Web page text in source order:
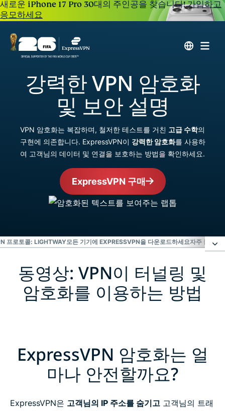
새로운 iPhone 17 Pro 30대의 주인공을 찾습니다!가입하고
응모하세요
강력한 VPN 암호화
및 보안 설명
VPN 암호화는 복잡하며, 철저한 테스트를 거친 고급 수학의
구현에 의존합니다. ExpressVPN이 강력한 암호화를 사용하
여 고객님의 데이터 및 연결을 보호하는 방법을 확인하세요.
ExpressVPN 구매
프로토콜: LIGHTWAY모든 기기에 EXPRESSVPN을 다운로드하세요자주 묻는 질
동영상: VPN이 터널링 및 암호화를 이용하는 방법
ExpressVPN 암호화는 얼마나 안전할까요?
모든 기기에 ExpressVPN을 다운로드하세요
동영상: VPN이 터널링 및
암호화를 이용하는 방법
ExpressVPN 암호화는 얼
마나 안전할까요?
ExpressVPN은 고객님의 IP 주소를 숨기고 고객님의 트래